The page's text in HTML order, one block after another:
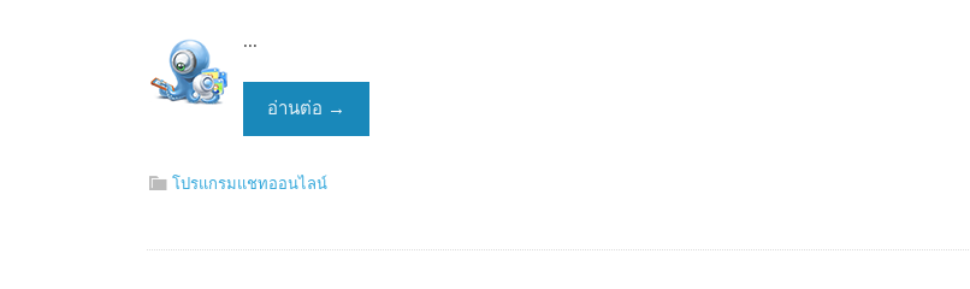
...
อ่านต่อ →
โปรแกรมแชทออนไลน์